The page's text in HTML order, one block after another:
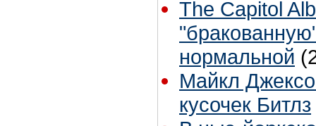
The Capitol
нормальной
Майкл
кусочек Битлз